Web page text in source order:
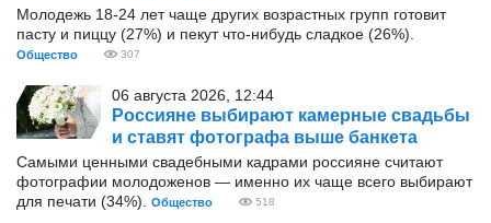
Молодежь 18-24 лет чаще других возрастных групп готовит
пасту и пиццу (27%) и пекут что-нибудь сладкое (26%).
Общество 307
06 августа 2026, 12:44
Россияне выбирают камерные свадьбы
и ставят фотографа выше банкета
Самыми ценными свадебными кадрами россияне считают
фотографии молодоженов — именно их чаще всего выбирают
для печати (34%).
Общество 518